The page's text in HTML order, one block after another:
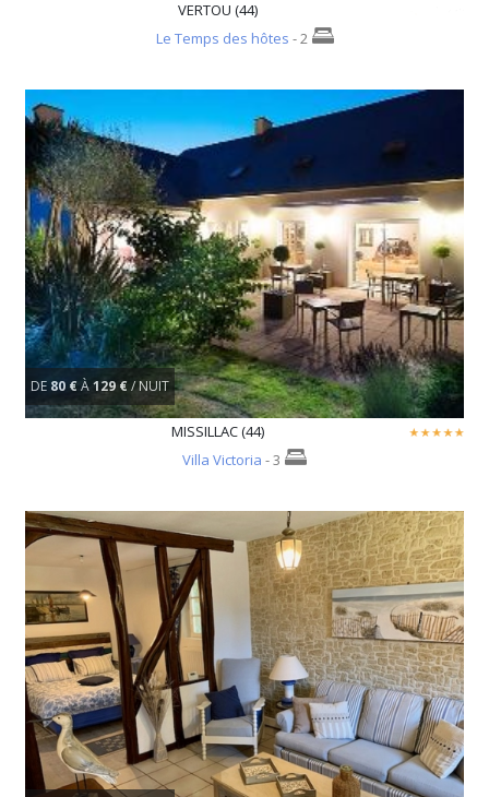
VERTOU (44)
Le Temps des hôtes - 2
DE 80 €À129 €/ NUIT
MISSILLAC (44)
Villa Victoria - 3